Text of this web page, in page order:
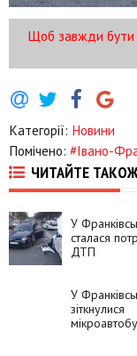
Щоб завжди бути
Категорії: Новини
Помічено: #Iвано-
ЧИТАЙТЕ
У
сталася
ДТП
У
зіткнулися